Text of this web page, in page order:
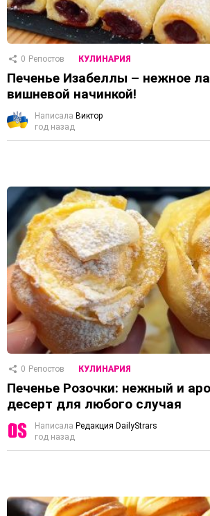
0 Репостов КУЛИНАРИЯ
Печенье Изабеллы – нежное
вишневой начинкой!
Написала Виктор
год назад
0 Репостов КУЛИНАРИЯ
Печенье Розочки: нежный и
десерт для любого случая
Написала Редакция DailyStrars
год назад